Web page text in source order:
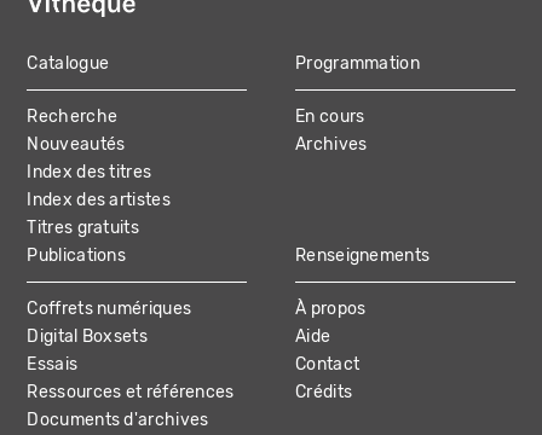
MAIN
NAVIGATION
Catalogue
Recherche
Nouveautés
Index des titres
Index des artistes
Titres gratuits
Programmation
En cours
Archives
Publications
Coffrets numériques
Digital Boxsets
Essais
Ressources et références
Documents d'archives
Renseignements
À propos
Aide
Contact
Crédits